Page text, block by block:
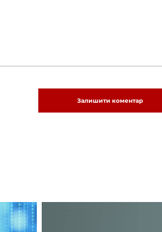
Залишити коментар